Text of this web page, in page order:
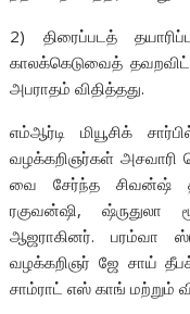
2) திரைப்படத்
காலக்கெடுவைத்
அபராதம் விதித்தது.
எம்ஆர்டி மியூசிக்
வழக்கறிஞர்கள் அசவாரி
வை சேர்ந்த சிவன்ஷ்
ரகுவன்ஷி, ஷ்ருதுலா
ஆஜராகினர். பரம்வா
வழக்கறிஞர் ஜே சாய்
சாம்ராட் எஸ் காங் மற்றும்